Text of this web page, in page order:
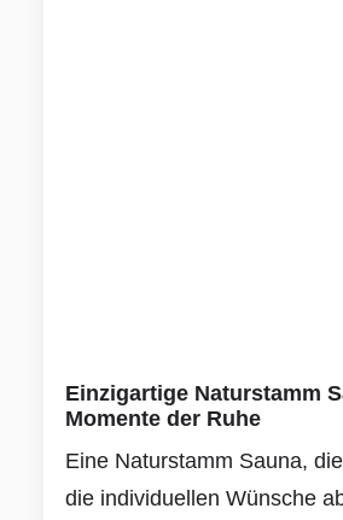
Einzigartige Naturstamm
Momente der Ruhe
Eine Naturstamm Sauna,
die individuellen Wünsche